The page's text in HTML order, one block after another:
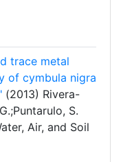
trace metal
of cymbula nigra
(2013) Rivera-
S.
Air, and Soil